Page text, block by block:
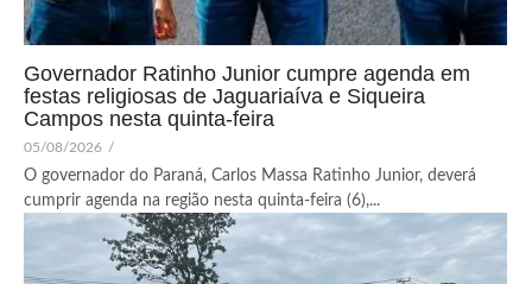
Governador Ratinho Junior cumpre agenda em
festas religiosas de Jaguariaíva e Siqueira
Campos nesta quinta-feira
05/08/2026 /
O governador do Paraná, Carlos Massa Ratinho Junior, deverá
cumprir agenda na região nesta quinta-feira (6),...